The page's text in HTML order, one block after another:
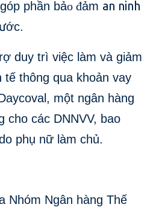
phần bảo đảm an ninh
ớc.
duy trì việc làm và giảm
tế thông qua khoản vay
một ngân hàng
cho các DNNVV, bao
phụ nữ làm chủ.
Nhóm Ngân hàng Thế